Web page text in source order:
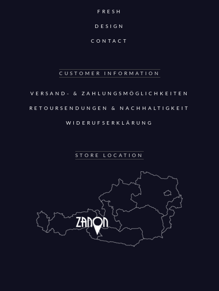
FRESH
DESIGN
CONTACT
CUSTOMER INFORMATION
VERSAND- & ZAHLUNGSMÖGLICHKEITEN
RETOURSENDUNGEN & NACHHALTIGKEIT
WIDERUFSERKLÄRUNG
STORE LOCATION